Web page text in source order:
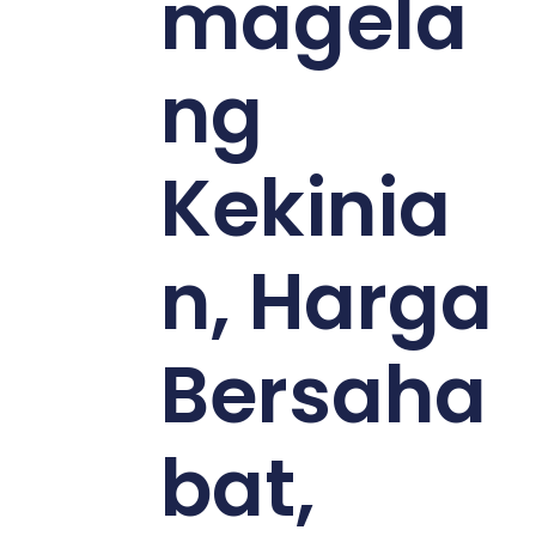
magela
ng
Kekinia
n, Harga
Bersaha
bat,